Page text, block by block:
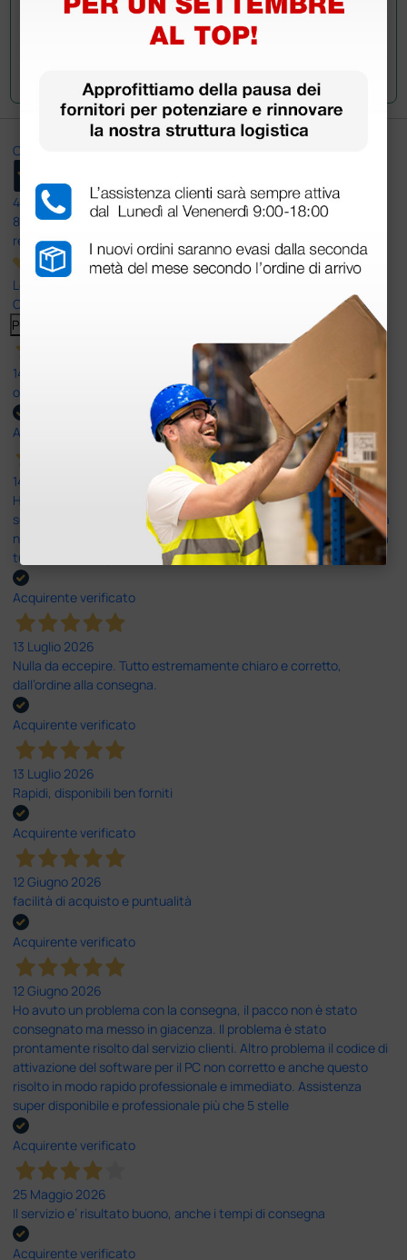
Ottimo
4,6
/5
8.330
recensioni
Le nostre recensioni a 4 e 5 stelle.
Clicca qui per leggerle tutte >
Precedente
14 Luglio 2026
ottima
Acquirente verificato
14 Luglio 2026
Ho acquistato un ecografo da Doctor Shop e sono rimasto molto
soddisfatto dell'esperienza. Apparecchiatura di qualità, consegna
nei tempi previsti e un servizio clienti disponibile che ha risposto a
tutti i miei dubbi prima dell'acquisto. Consigliato
Acquirente verificato
13 Luglio 2026
Nulla da eccepire. Tutto estremamente chiaro e corretto,
dall’ordine alla consegna.
Acquirente verificato
13 Luglio 2026
Rapidi, disponibili ben forniti
Acquirente verificato
12 Giugno 2026
facilità di acquisto e puntualità
Acquirente verificato
12 Giugno 2026
Ho avuto un problema con la consegna, il pacco non è stato
consegnato ma messo in giacenza. Il problema è stato
prontamente risolto dal servizio clienti. Altro problema il codice di
attivazione del software per il PC non corretto e anche questo
risolto in modo rapido professionale e immediato. Assistenza
super disponibile e professionale più che 5 stelle
Acquirente verificato
25 Maggio 2026
Il servizio e’ risultato buono, anche i tempi di consegna
Acquirente verificato